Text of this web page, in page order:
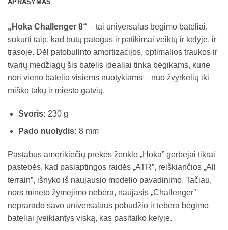
APRAŠYMAS
„Hoka Challenger 8“ – tai universalūs bėgimo bateliai,
sukurti taip, kad būtų patogūs ir patikimai veiktų ir kelyje, ir
trasoje. Dėl patobulinto amortizacijos, optimalios traukos ir
tvarių medžiagų šis batelis idealiai tinka bėgikams, kurie
nori vieno batelio visiems nuotykiams – nuo žvyrkelių iki
miško takų ir miesto gatvių.
Svoris: 230 g
Pado nuolydis: 8 mm
Pastabūs amerikiečių prekės ženklo „Hoka” gerbėjai tikrai
pastebės, kad paslaptingos raidės „ATR”, reiškiančios „All
terrain”, išnyko iš naujausio modelio pavadinimo. Tačiau,
nors minėto žymėjimo nebėra, naujasis „Challenger”
neprarado savo universalaus pobūdžio ir tebėra bėgimo
bateliai įveikiantys viską, kas pasitaiko kelyje.